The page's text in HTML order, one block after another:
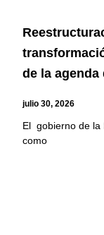
de la
julio 30, 2026
El gobierno de la
como